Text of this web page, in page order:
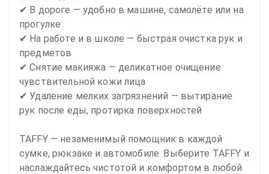
✔ В дороге — удобно в машине, самолёте или на
прогулке
✔ На работе и в школе — быстрая очистка рук и
предметов
✔ Снятие макияжа — деликатное очищение
чувствительной кожи лица
✔ Удаление мелких загрязнений — вытирание
рук после еды, протирка поверхностей
TAFFY — незаменимый помощник в каждой
сумке, рюкзаке и автомобиле. Выберите TAFFY и
наслаждайтесь чистотой и комфортом в любой